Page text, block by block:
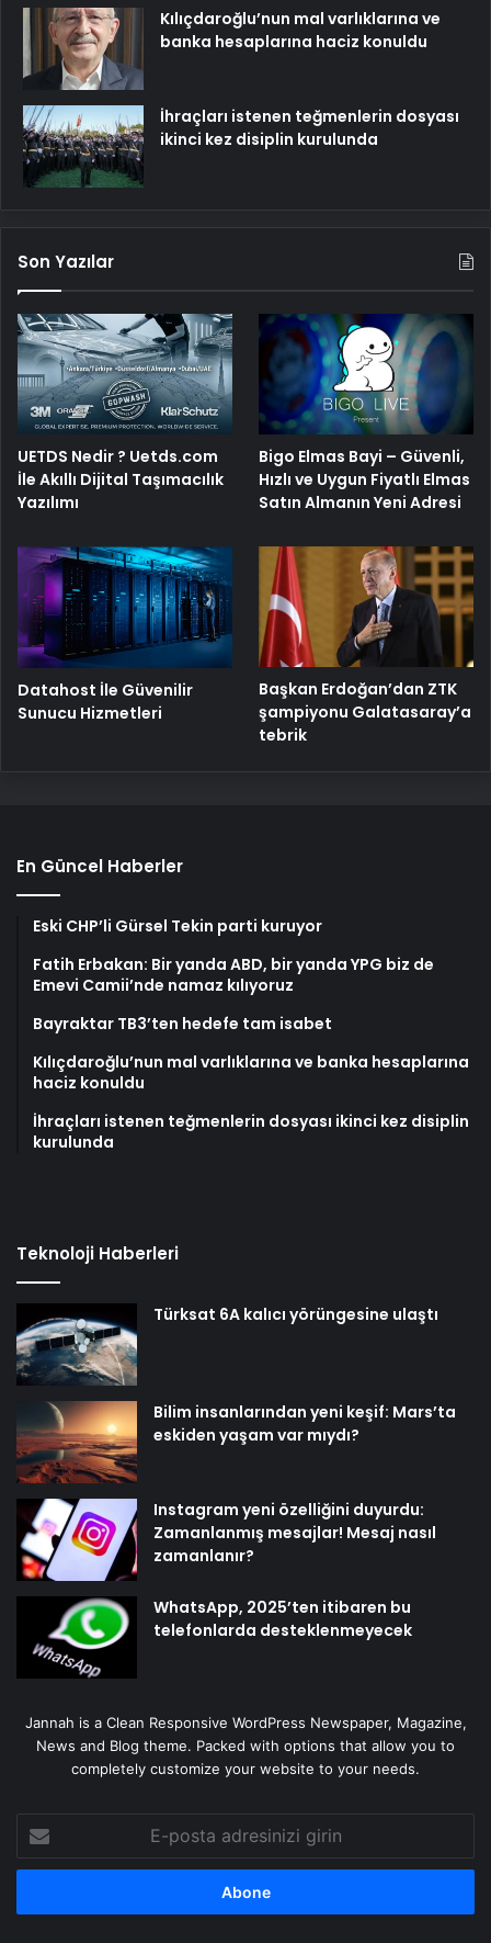
Kılıçdaroğlu’nun mal varlıklarına ve
banka hesaplarına haciz konuldu
İhraçları istenen teğmenlerin dosyası
ikinci kez disiplin kurulunda
Son Yazılar
UETDS Nedir ? Uetds.com
İle Akıllı Dijital Taşımacılık
Yazılımı
Bigo Elmas Bayi – Güvenli,
Hızlı ve Uygun Fiyatlı Elmas
Satın Almanın Yeni Adresi
Datahost İle Güvenilir
Sunucu Hizmetleri
Başkan Erdoğan’dan ZTK
şampiyonu Galatasaray’a
tebrik
En Güncel Haberler
Eski CHP’li Gürsel Tekin parti kuruyor
Fatih Erbakan: Bir yanda ABD, bir yanda YPG biz de
Emevi Camii’nde namaz kılıyoruz
Bayraktar TB3’ten hedefe tam isabet
Kılıçdaroğlu’nun mal varlıklarına ve banka hesaplarına
haciz konuldu
İhraçları istenen teğmenlerin dosyası ikinci kez disiplin
kurulunda
Teknoloji Haberleri
Türksat 6A kalıcı yörüngesine ulaştı
Bilim insanlarından yeni keşif: Mars’ta
eskiden yaşam var mıydı?
Instagram yeni özelliğini duyurdu:
Zamanlanmış mesajlar! Mesaj nasıl
zamanlanır?
WhatsApp, 2025’ten itibaren bu
telefonlarda desteklenmeyecek
Jannah is a Clean Responsive WordPress Newspaper, Magazine,
News and Blog theme. Packed with options that allow you to
completely customize your website to your needs.
posta
adresinizi